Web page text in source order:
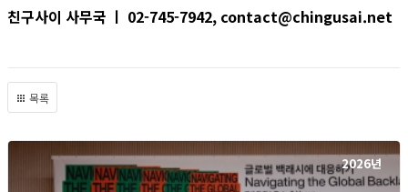
친구사이 사무국 ㅣ 02-745-7942, contact@chingusai.net
목록
2026년